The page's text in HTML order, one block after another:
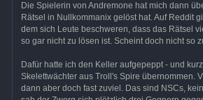
Die Spielerin von Andremone hat mich dann
Rätsel in Nullkommanix gelöst hat. Auf Reddit
dem sich Leute beschweren, dass das Rätsel
so gar nicht zu lösen ist. Scheint doch nicht so
Dafür hatte ich den Keller aufgepeppt - und
Skelettwächter aus Troll's Spire übernommen.
dann aber doch fast zuviel. Das sind NSCs,